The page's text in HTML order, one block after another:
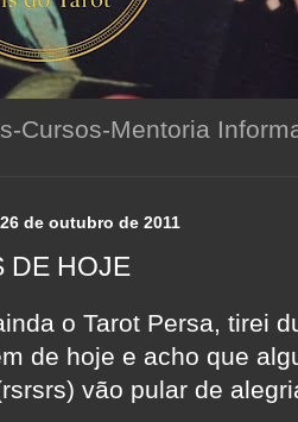
Cursos-Mentoria
de outubro de 2011
DE HOJE
o Tarot Persa, tirei
de hoje e acho que
vão pular de